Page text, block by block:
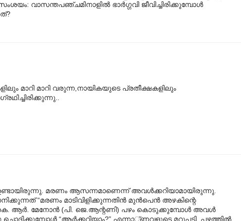
വാസന്തപഞ്ചമിനാളില്‍ ഭാര്‍ഗ്ഗവി ജീവിച്ചിരിക്കുമ്പോള്‍
മാറി മാറി വരുന്ന,നായികയുടെ പ്രതീക്ഷകളിലും
ഉണ്ടാ‍യിരുന്നു. മരണം ആസന്നമാണെന്ന് അവള്‍ക്കറിയാമായിരുന്നു.
“മരണം മാടിവിളിക്കുന്നതിന്‍ മുന്‍പെന്‍ അഴകിന്റെ
ആര്‍. മേനോന്‍ (പി. ജെ.ആന്റണി) പഴം കൊടുക്കുമ്പോള്‍ അവള്‍
“ആര്‍ക്കറിയാം?” എന്നാ‍്ണവളുടെ മറുപടി. പഴത്തില്‍